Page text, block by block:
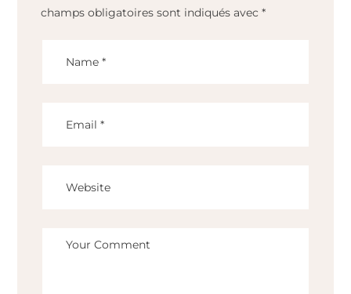
champs obligatoires sont indiqués avec*